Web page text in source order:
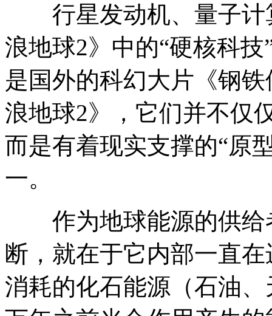
行星发动机、量子计
浪地球2》中的“硬核科
是国外的科幻大片《钢
浪地球2》，它们并不仅
而是有着现实支撑的“
一。
作为地球能源的供给
断，就在于它内部一直
消耗的化石能源（石油